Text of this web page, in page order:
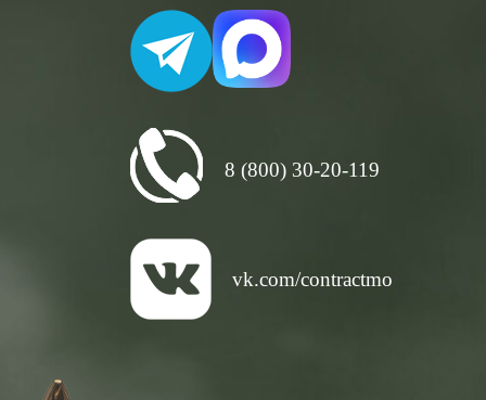
8 (800) 30-20-119
vk.com/contractmo